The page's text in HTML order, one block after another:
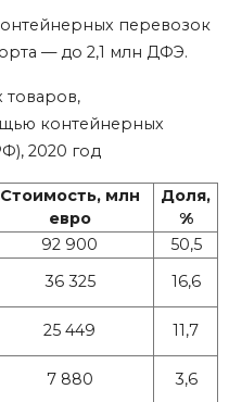
перевозок
— до 2,1 млн ДФЭ.
товаров,
контейнерных
2020 год
Стоимость, млн
евро
Доля,
%
92 900
50,5
36 325
16,6
25 449
11,7
7 880
3,6